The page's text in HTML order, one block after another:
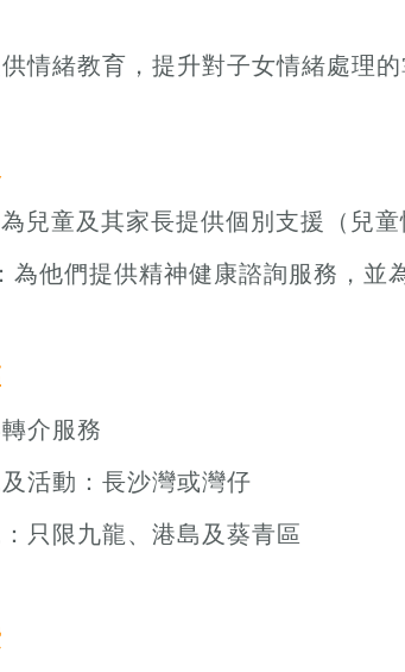
情緒教育，提升對子女情緒處理的
兒童及其家長提供個別支援（兒
為他們提供精神健康諮詢服務，並
介服務
活動：長沙灣或灣仔
只限九龍、港島及葵青區